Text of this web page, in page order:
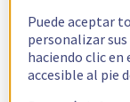
Puede aceptar
personalizar
haciendo clic en
accesible al pie